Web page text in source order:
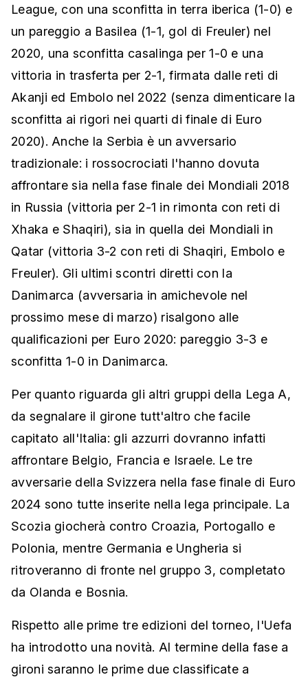
League, con una sconfitta in terra iberica (1-0) e
un pareggio a Basilea (1-1, gol di Freuler) nel
2020, una sconfitta casalinga per 1-0 e una
vittoria in trasferta per 2-1, firmata dalle reti di
Akanji ed Embolo nel 2022 (senza dimenticare la
sconfitta ai rigori nei quarti di finale di Euro
2020). Anche la Serbia è un avversario
tradizionale: i rossocrociati l'hanno dovuta
affrontare sia nella fase finale dei Mondiali 2018
in Russia (vittoria per 2-1 in rimonta con reti di
Xhaka e Shaqiri), sia in quella dei Mondiali in
Qatar (vittoria 3-2 con reti di Shaqiri, Embolo e
Freuler). Gli ultimi scontri diretti con la
Danimarca (avversaria in amichevole nel
prossimo mese di marzo) risalgono alle
qualificazioni per Euro 2020: pareggio 3-3 e
sconfitta 1-0 in Danimarca.
Per quanto riguarda gli altri gruppi della Lega A,
da segnalare il girone tutt'altro che facile
capitato all'Italia: gli azzurri dovranno infatti
affrontare Belgio, Francia e Israele. Le tre
avversarie della Svizzera nella fase finale di Euro
2024 sono tutte inserite nella lega principale. La
Scozia giocherà contro Croazia, Portogallo e
Polonia, mentre Germania e Ungheria si
ritroveranno di fronte nel gruppo 3, completato
da Olanda e Bosnia.
Rispetto alle prime tre edizioni del torneo, l'Uefa
ha introdotto una novità. Al termine della fase a
gironi saranno le prime due classificate a